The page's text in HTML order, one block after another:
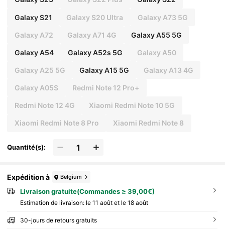
Galaxy S21 Galaxy S20 Ultra Galaxy A73 5G
Galaxy A72 Galaxy A71 4G Galaxy A55 5G
Galaxy A54 Galaxy A52s 5G Galaxy A50
Galaxy A25 5G Galaxy A15 5G Galaxy A13 4G
Galaxy A05S Redmi Note 12 Pro+
Redmi Note 12 4G Xiaomi Redmi Note 10 5G
Xiaomi Redmi Note 8 Pro Xiaomi Redmi Note 8
Quantité(s):
Expédition à Belgium
Livraison gratuite(Commandes ≥ 39,00€)
Estimation de livraison: le 11 août et le 18 août
30-jours de retours gratuits